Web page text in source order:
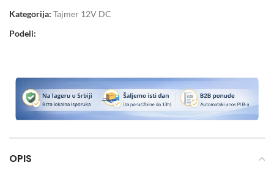
Kategorija: Tajmer 12V DC
Podeli:
OPIS